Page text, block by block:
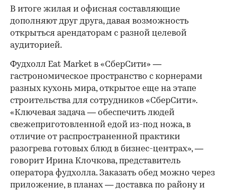
В итоге жилая и офисная составляющие
дополняют друг друга, давая возможность
открыться арендаторам с разной целевой
аудиторией.
Фудхолл Eat Market в «СберСити» —
гастрономическое пространство с корнерами
разных кухонь мира, открытое еще на этапе
строительства для сотрудников «СберСити».
«Ключевая задача — обеспечить людей
свежеприготовленной едой из-под ножа, в
отличие от распространенной практики
разогрева готовых блюд в бизнес-центрах», —
говорит Ирина Клочкова, представитель
оператора фудхолла. Заказать обед можно через
приложение, в планах — доставка по району и